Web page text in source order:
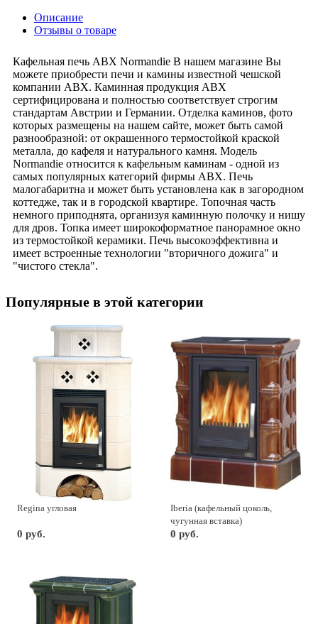
Описание
Отзывы о товаре
Кафельная печь ABX Normandie В нашем магазине Вы
можете приобрести печи и камины известной чешской
компании АВХ. Каминная продукция АВХ
сертифицирована и полностью соответствует строгим
стандартам Австрии и Германии. Отделка каминов, фото
которых размещены на нашем сайте, может быть самой
разнообразной: от окрашенного термостойкой краской
металла, до кафеля и натурального камня. Модель
Normandie относится к кафельным каминам - одной из
самых популярных категорий фирмы АВХ. Печь
малогабаритна и может быть установлена как в загородном
коттедже, так и в городской квартире. Топочная часть
немного приподнята, организуя каминную полочку и нишу
для дров. Топка имеет широкоформатное панорамное окно
из термостойкой керамики. Печь высокоэффективна и
имеет встроенные технологии "вторичного дожига" и
"чистого стекла".
Популярные в этой категории
Regina угловая
0 руб.
Iberia (кафельный цоколь,
чугунная вставка)
0 руб.